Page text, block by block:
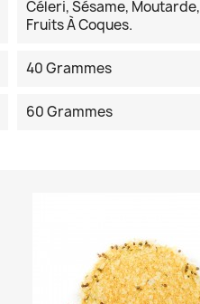
Céleri, Sésame, Moutarde,
Fruits À Coques.
40 Grammes
60 Grammes